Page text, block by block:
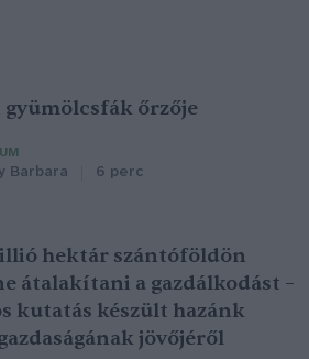
gyümölcsfák őrzője
Barbara 6 perc
hektár szántóföldön
átalakítani a gazdálkodást –
kutatás készült hazánk
jövőjéről